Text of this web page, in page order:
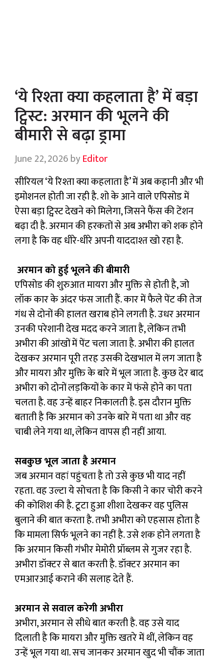
‘ये रिश्ता क्या कहलाता है’ में बड़ा
ट्विस्ट: अरमान की भूलने की
बीमारी से बढ़ा ड्रामा
June 22, 2026byEditor
सीरियल ‘ये रिश्ता क्या कहलाता है’ में अब कहानी और भी
इमोशनल होती जा रही है. शो के आने वाले एपिसोड में
ऐसा बड़ा ट्विस्ट देखने को मिलेगा, जिसने फैंस की टेंशन
बढ़ा दी है. अरमान की हरकतों से अब अभीरा को शक होने
लगा है कि वह धीरे-धीरे अपनी याददाश्त खो रहा है.
अरमान को हुई भूलने की बीमारी
एपिसोड की शुरुआत मायरा और मुक्ति से होती है, जो
लॉक कार के अंदर फंस जाती हैं. कार में फैले पेंट की तेज
गंध से दोनों की हालत खराब होने लगती है. उधर अरमान
उनकी परेशानी देख मदद करने जाता है, लेकिन तभी
अभीरा की आंखों में पेंट चला जाता है. अभीरा की हालत
देखकर अरमान पूरी तरह उसकी देखभाल में लग जाता है
और मायरा और मुक्ति के बारे में भूल जाता है. कुछ देर बाद
अभीरा को दोनों लड़कियों के कार में फंसे होने का पता
चलता है. वह उन्हें बाहर निकालती है. इस दौरान मुक्ति
बताती है कि अरमान को उनके बारे में पता था और वह
चाबी लेने गया था, लेकिन वापस ही नहीं आया.
सबकुछ भूल जाता है अरमान
जब अरमान वहां पहुंचता है तो उसे कुछ भी याद नहीं
रहता. वह उल्टा ये सोचता है कि किसी ने कार चोरी करने
की कोशिश की है. टूटा हुआ शीशा देखकर वह पुलिस
बुलाने की बात करता है. तभी अभीरा को एहसास होता है
कि मामला सिर्फ भूलने का नहीं है. उसे शक होने लगता है
कि अरमान किसी गंभीर मेमोरी प्रॉब्लम से गुजर रहा है.
अभीरा डॉक्टर से बात करती है. डॉक्टर अरमान का
एमआरआई कराने की सलाह देते हैं.
अरमान से सवाल करेगी अभीरा
अभीरा, अरमान से सीधे बात करती है. वह उसे याद
दिलाती है कि मायरा और मुक्ति खतरे में थीं, लेकिन वह
उन्हें भूल गया था. सच जानकर अरमान खुद भी चौंक जाता